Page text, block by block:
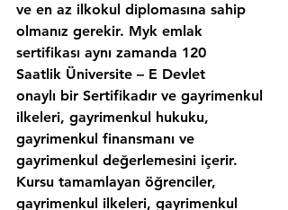
ve en az ilkokul diplomasına sahip
olmanız gerekir. Myk emlak
sertifikası aynı zamanda 120
Saatlik Üniversite – E Devlet
onaylı bir Sertifikadır ve gayrimenkul
ilkeleri, gayrimenkul hukuku,
gayrimenkul finansmanı ve
gayrimenkul değerlemesini içerir.
Kursu tamamlayan öğrenciler,
gayrimenkul ilkeleri, gayrimenkul